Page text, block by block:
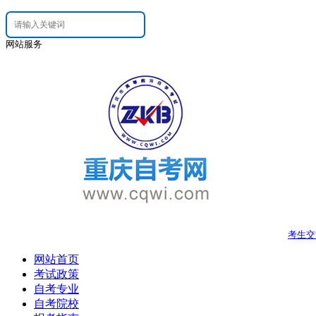
网站服务
考生
网站首页
考试政策
自考专业
自考院校